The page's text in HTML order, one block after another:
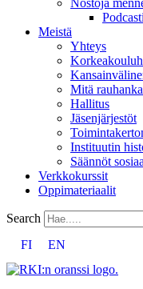
Nostoja
Meistä
Yhteys
Mitä
Hallitus
Jäsenjärjestöt
Instituutin
Säännöt
Verkkokurssit
Oppimateriaalit
Search
FI
EN